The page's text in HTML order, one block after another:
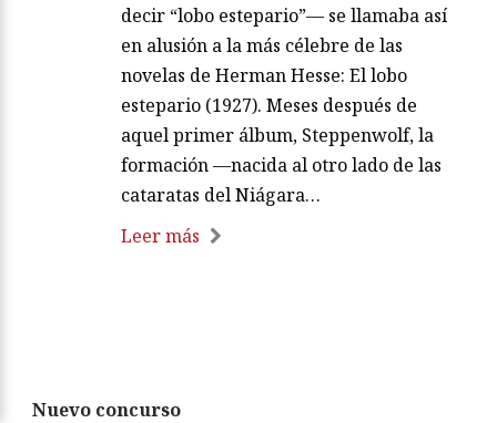
decir “lobo estepario”— se llamaba así
en alusión a la más célebre de las
novelas de Herman Hesse: El lobo
estepario (1927). Meses después de
aquel primer álbum, Steppenwolf, la
formación —nacida al otro lado de las
cataratas del Niágara…
Leer más
Nuevo concurso